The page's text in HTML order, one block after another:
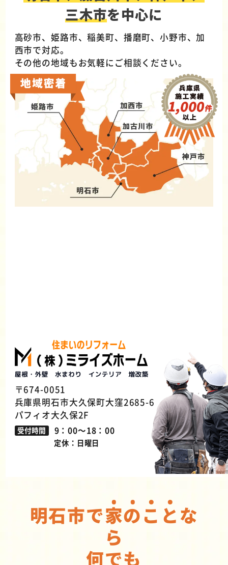
三木市を中心に
高砂市、姫路市、稲美町、播磨町、小野市、加
西市で対応。
その他の地域もお気軽にご相談ください。
〒674-0051
兵庫県明石市大久保町大窪2685-6
パフィオ大久保2F
受付時間 9：00～18：00
定休：日曜日
明石市で家のこ とな
ら
何でも